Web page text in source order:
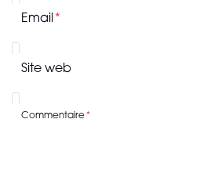
Email
Site web
Commentaire